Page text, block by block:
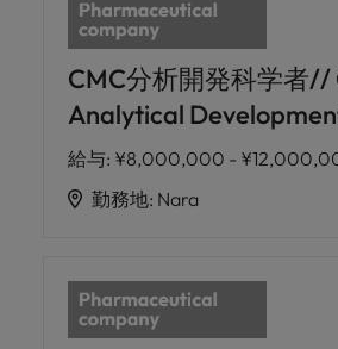
CMC分析開発科学者//
Analytical
給与: ¥8,000,000 -
勤務地: Nara